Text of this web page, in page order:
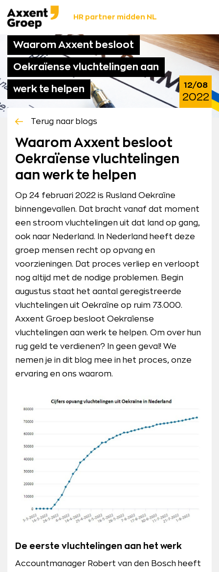
naar
content
Axxent
Groep
HR partner midden NL
Waarom Axxent besloot
Oekraïense vluchtelingen aan
werk te helpen 12/08
2022
Terug naar blogs
Waarom Axxent besloot
Oekraïense vluchtelingen
aan werk te helpen
Op 24 februari 2022 is Rusland Oekraïne
binnengevallen. Dat bracht vanaf dat moment
een stroom vluchtelingen uit dat land op gang,
ook naar Nederland. In Nederland heeft deze
groep mensen recht op opvang en
voorzieningen. Dat proces verliep en verloopt
nog altijd met de nodige problemen. Begin
augustus staat het aantal geregistreerde
vluchtelingen uit Oekraïne op ruim 73.000.
Axxent Groep besloot Oekraïense
vluchtelingen aan werk te helpen. Om over hun
rug geld te verdienen? In geen geval! We
nemen je in dit blog mee in het proces, onze
ervaring en ons waarom.
De eerste vluchtelingen aan het werk
Accountmanager Robert van den Bosch heeft